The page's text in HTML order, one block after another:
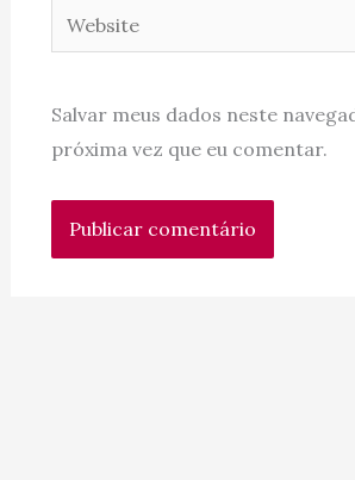
Website
Salvar meus dados neste
próxima vez que eu comentar.